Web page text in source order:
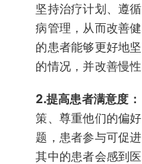
坚持治疗计划、遵
病管理，从而改善
的患者能够更好地
的情况，并改善慢性
2.提高患者满意度：
策、尊重他们的偏
题，患者参与可促
其中的患者会感到